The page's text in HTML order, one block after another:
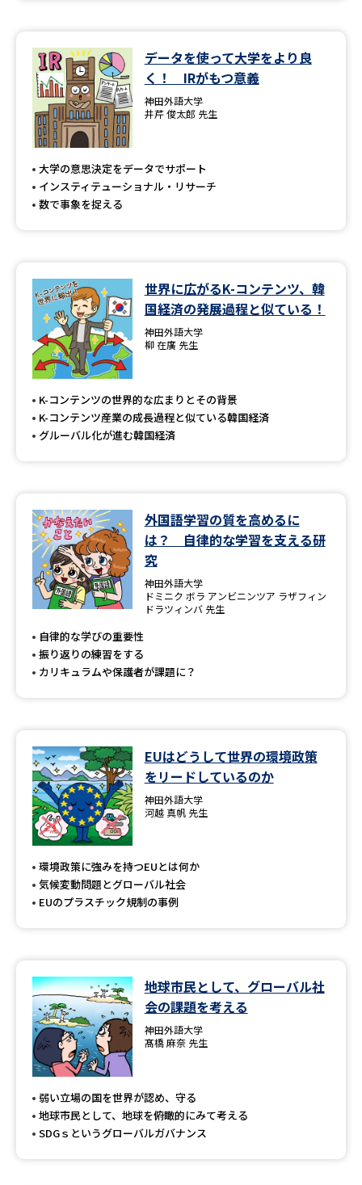
データを使って大学をより良
く！ IRがもつ意義
神田外語大学
井芹 俊太郎 先生
大学の意思決定をデータでサポート
インスティテューショナル・リサーチ
数で事象を捉える
世界に広がるK-コンテンツ、韓
国経済の発展過程と似ている！
神田外語大学
柳 在廣 先生
K-コンテンツの世界的な広まりとその背景
K-コンテンツ産業の成長過程と似ている韓国経済
グルーバル化が進む韓国経済
外国語学習の質を高めるに
は？ 自律的な学習を支える研
究
神田外語大学
ドミニク ボラ アンビニンツア ラザフィン
ドラツィンバ 先生
自律的な学びの重要性
振り返りの練習をする
カリキュラムや保護者が課題に？
EUはどうして世界の環境政策
をリードしているのか
神田外語大学
河越 真帆 先生
環境政策に強みを持つEUとは何か
気候変動問題とグローバル社会
EUのプラスチック規制の事例
地球市民として、グローバル社
会の課題を考える
神田外語大学
髙橋 麻奈 先生
弱い立場の国を世界が認め、守る
地球市民として、地球を俯瞰的にみて考える
SDGｓというグローバルガバナンス